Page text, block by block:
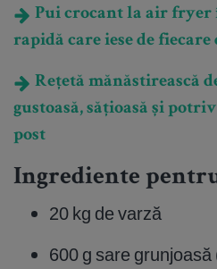
Pui crocant la air fryer
rapidă care iese de fiecare
Rețetă mănăstirească
gustoasă, sățioasă și
post
Ingrediente
20 kg de varză
600 g sare